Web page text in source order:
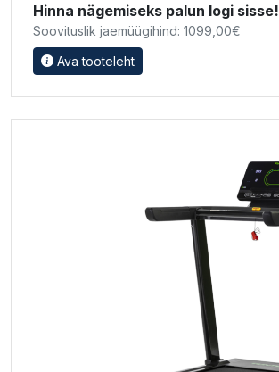
Hinna nägemiseks palun logi sisse!
Soovituslik jaemüügihind: 1099,00€
Ava tooteleht